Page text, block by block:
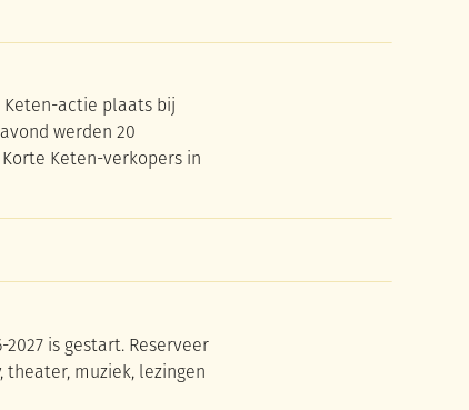
Keten-actie plaats bij
werden 20
Keten-verkopers in
is gestart. Reserveer
muziek, lezingen